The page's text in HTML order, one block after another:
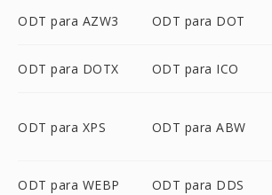
ODT para AZW3 ODT para DOT
ODT para DOTX ODT para ICO
ODT para XPS ODT para ABW
ODT para WEBP ODT para DDS